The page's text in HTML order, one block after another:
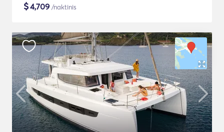
$4,709 /naktinis